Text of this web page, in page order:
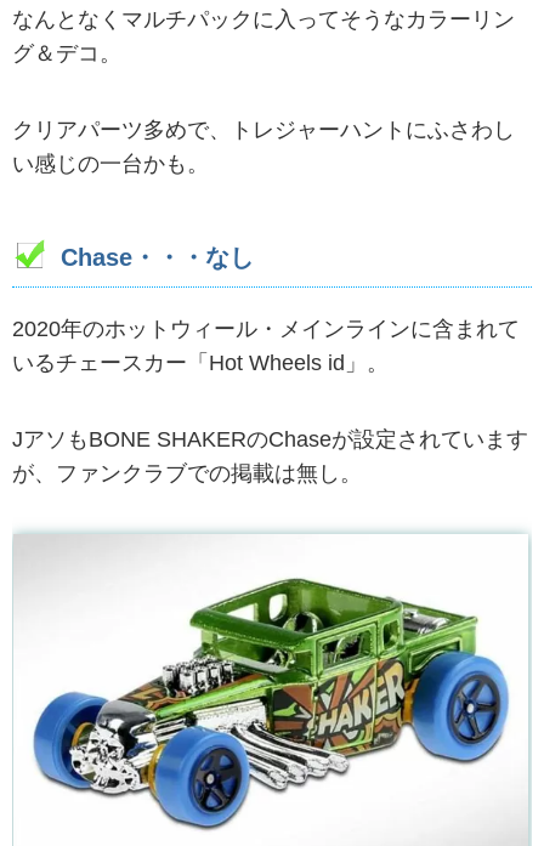
なんとなくマルチパックに入ってそうなカラーリン
グ＆デコ。
クリアパーツ多めで、トレジャーハントにふさわし
い感じの一台かも。
Chase・・・なし
2020年のホットウィール・メインラインに含まれて
いるチェースカー「Hot Wheels id」。
JアソもBONE SHAKERのChaseが設定されています
が、ファンクラブでの掲載は無し。